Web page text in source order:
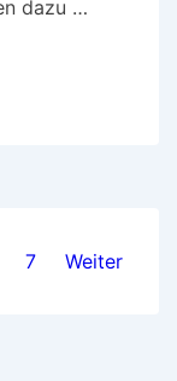
dazu …
7 Weiter